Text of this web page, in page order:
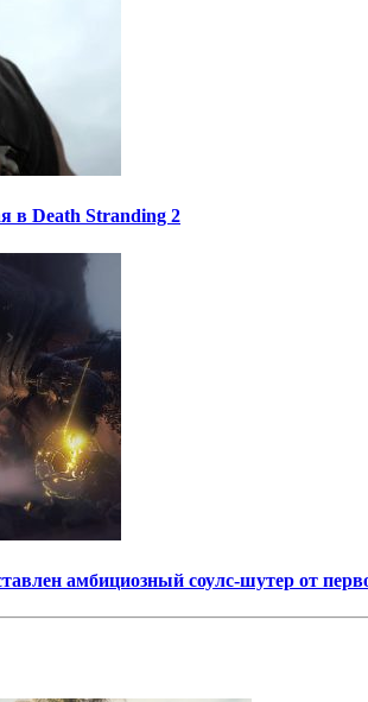
в Death Stranding 2
амбициозный соулс-шутер от